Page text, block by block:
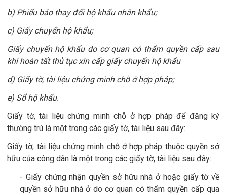
b) Phiếu báo thay đổi hộ khẩu nhân khẩu;
c) Giấy chuyển hộ khẩu;
Giấy chuyển hộ khẩu do cơ quan có thẩm quyền cấp sau
khi hoàn tất thủ tục xin cấp giấy chuyển hộ khẩu
d) Giấy tờ, tài liệu chứng minh chỗ ở hợp pháp;
e) Sổ hộ khẩu.
Giấy tờ, tài liệu chứng minh chỗ ở hợp pháp để đăng ký
thường trú là một trong các giấy tờ, tài liệu sau đây:
Giấy tờ, tài liệu chứng minh chỗ ở hợp pháp thuộc quyền sở
hữu của công dân là một trong các giấy tờ, tài liệu sau đây:
- Giấy chứng nhận quyền sở hữu nhà ở hoặc giấy tờ về
quyền sở hữu nhà ở do cơ quan có thẩm quyền cấp qua